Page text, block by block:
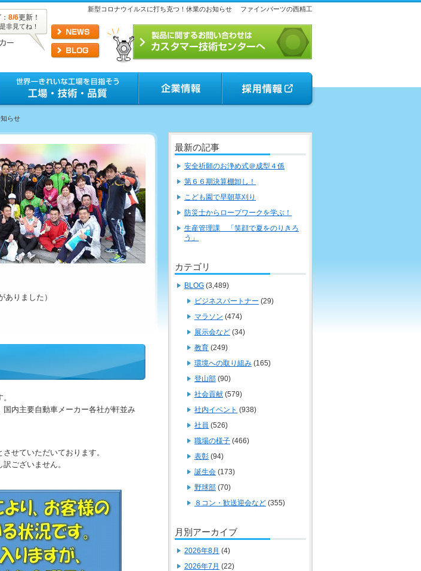
新型コロナウイルスに打ち克つ！休業のお知らせ ファインパーツの西精工
8/6更新！
非見てね！
らせ
ありました）
内主要自動車メーカー各社が軒並み
せていただいております。
ございません。
最新の記事
安全祈願のお浄め式＠成型４係
第６６期決算棚卸し！
こども園で早朝草刈り
防災士からロープワークを学ぶ！
生産管理課 「笑顔で夏をのりきろ
う」
カテゴリ
BLOG (3,489)
ビジネスパートナー (29)
マラソン (474)
展示会など (34)
教育 (249)
環境への取り組み (165)
登山部 (90)
社会貢献 (579)
社内イベント (938)
社員 (526)
職場の様子 (466)
表彰 (94)
誕生会 (173)
野球部 (70)
８コン・歓送迎会など (355)
月別アーカイブ
2026年8月 (4)
2026年7月 (22)